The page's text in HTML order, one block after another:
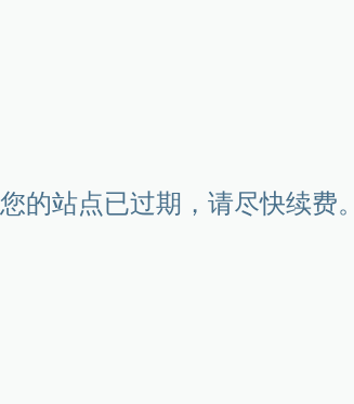
您的站点已过期，请尽快续费。